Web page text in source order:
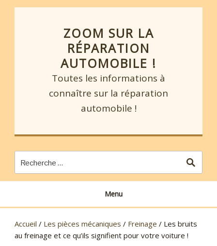
ZOOM SUR LA
RÉPARATION
AUTOMOBILE !
Toutes les informations à
connaître sur la réparation
automobile !
Menu
Accueil / Les pièces mécaniques / Freinage / Les bruits
au freinage et ce qu’ils signifient pour votre voiture !